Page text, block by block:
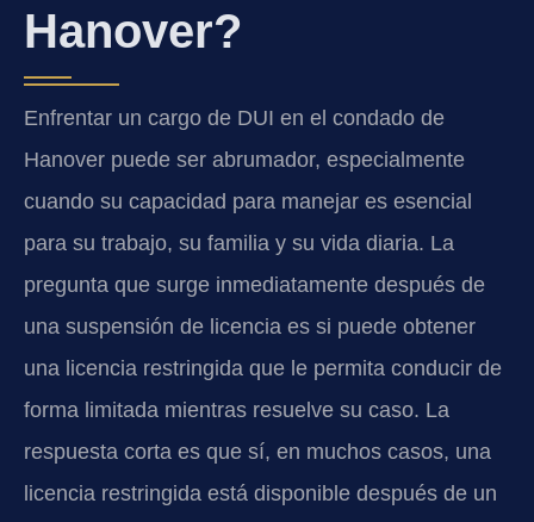
Hanover?
Enfrentar un cargo de DUI en el condado de
Hanover puede ser abrumador, especialmente
cuando su capacidad para manejar es esencial
para su trabajo, su familia y su vida diaria. La
pregunta que surge inmediatamente después de
una suspensión de licencia es si puede obtener
una licencia restringida que le permita conducir de
forma limitada mientras resuelve su caso. La
respuesta corta es que sí, en muchos casos, una
licencia restringida está disponible después de un